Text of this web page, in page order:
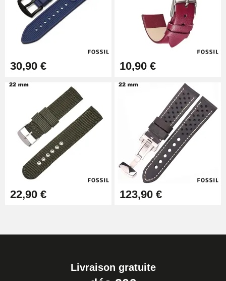
Extracteur de Bracelet de
30,90 € 10,90 €
22,90 € 123,90 €
Livraison gratuite